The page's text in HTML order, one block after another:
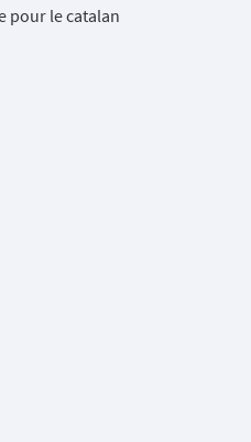
pour le catalan